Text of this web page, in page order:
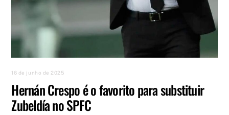
16 de junho de 2025
Hernán Crespo é o favorito para substituir
Zubeldía no SPFC